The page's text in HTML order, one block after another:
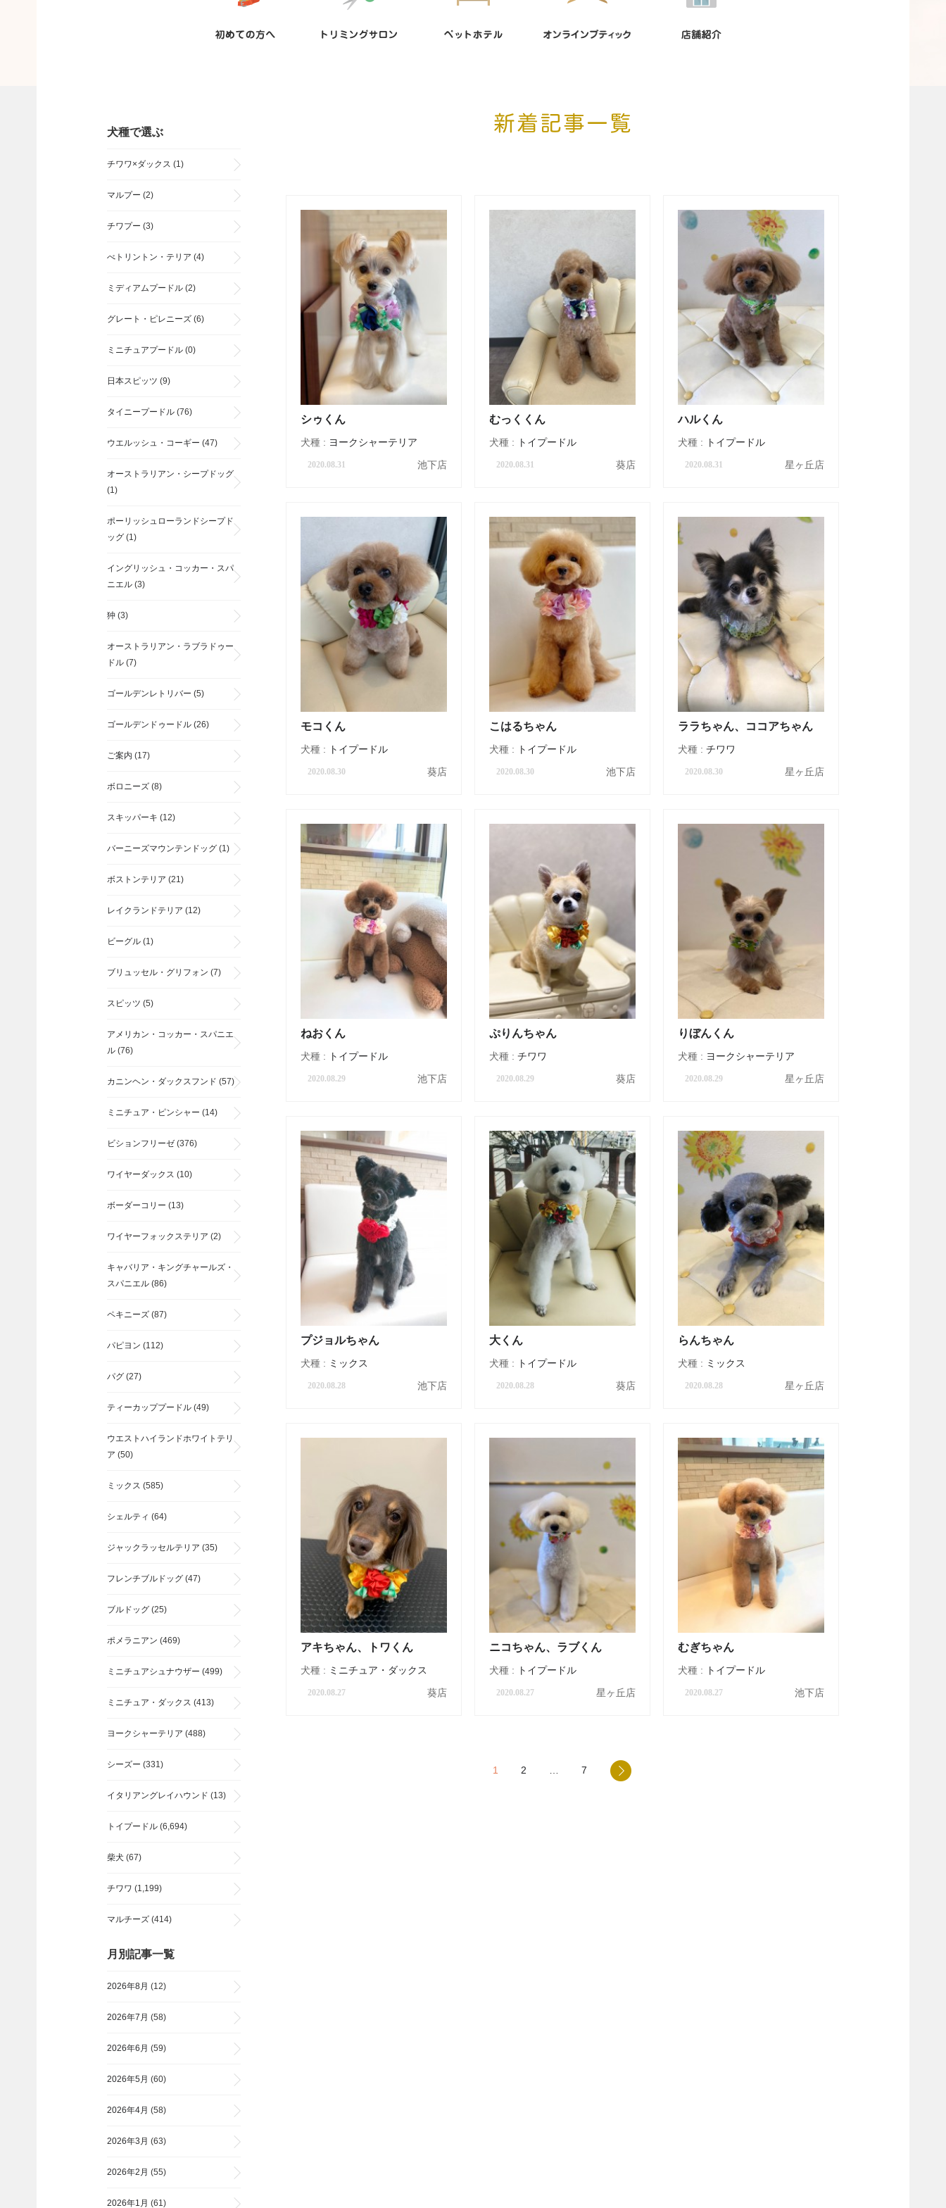
シゥくん
犬種 : ヨークシャーテリア
2020.08.31 池下店
むっくくん
犬種 : トイプードル
2020.08.31 葵店
ハルくん
犬種 : トイプードル
2020.08.31 星ヶ丘店
モコくん
犬種 : トイプードル
2020.08.30 葵店
こはるちゃん
犬種 : トイプードル
2020.08.30 池下店
ララちゃん、ココアちゃん
犬種 :チワワ
2020.08.30 星ヶ丘店
ねおくん
犬種 : トイプードル
2020.08.29 池下店
ぷりんちゃん
犬種 :チワワ
2020.08.29 葵店
りぼんくん
犬種 : ヨークシャーテリア
2020.08.29 星ヶ丘店
プジョルちゃん
犬種 : ミックス
2020.08.28 池下店
大くん
犬種 : トイプードル
2020.08.28 葵店
らんちゃん
犬種 : ミックス
2020.08.28 星ヶ丘店
アキちゃん、トワくん
犬種 : ミニチュア・ダックス
2020.08.27 葵店
ニコちゃん、ラブくん
犬種 : トイプードル
2020.08.27 星ヶ丘店
むぎちゃん
犬種 : トイプードル
2020.08.27 池下店
1 2 7
犬種で選ぶ
チワワ×ダックス (1)
マルプー (2)
チワプー (3)
べトリントン・テリア (4)
ミディアムプードル (2)
グレート・ピレニーズ (6)
ミニチュアプードル (0)
日本スピッツ (9)
タイニープードル (76)
ウエルッシュ・コーギー (47)
オーストラリアン・シープドッグ
(1)
ポーリッシュローランドシープド
ッグ (1)
イングリッシュ・コッカー・スパ
ニエル (3)
狆 (3)
オーストラリアン・ラブラドゥー
ドル (7)
ゴールデンレトリバー (5)
ゴールデンドゥードル (26)
ご案内 (17)
ボロニーズ (8)
スキッパーキ (12)
バーニーズマウンテンドッグ (1)
ボストンテリア (21)
レイクランドテリア (12)
ビーグル (1)
ブリュッセル・グリフォン (7)
スピッツ (5)
アメリカン・コッカー・スパニエ
ル (76)
カニンヘン・ダックスフンド (57)
ミニチュア・ピンシャー (14)
ビションフリーゼ (376)
ワイヤーダックス (10)
ボーダーコリー (13)
ワイヤーフォックステリア (2)
キャバリア・キングチャールズ・
スパニエル (86)
ペキニーズ (87)
パピヨン (112)
パグ (27)
ティーカッププードル (49)
ウエストハイランドホワイトテリ
ア (50)
ミックス (585)
シェルティ (64)
ジャックラッセルテリア (35)
フレンチブルドッグ (47)
ブルドッグ (25)
ポメラニアン (469)
ミニチュアシュナウザー (499)
ミニチュア・ダックス (413)
ヨークシャーテリア (488)
シーズー (331)
イタリアングレイハウンド (13)
トイプードル (6,694)
柴犬 (67)
チワワ (1,199)
マルチーズ (414)
月別記事一覧
2026年8月 (12)
2026年7月 (58)
2026年6月 (59)
2026年5月 (60)
2026年4月 (58)
2026年3月 (63)
2026年2月 (55)
2026年1月 (61)